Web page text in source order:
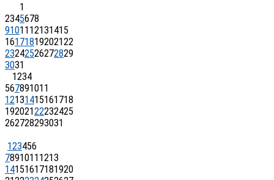
1
2345678
9101112131415
16171819202122
23242526272829
3031
1234
567891011
12131415161718
19202122232425
262728293031
123456
78910111213
14151617181920